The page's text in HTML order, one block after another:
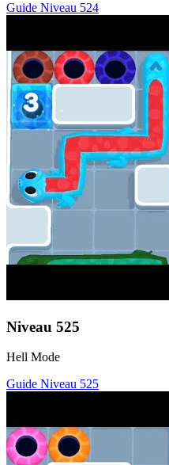
Guide Niveau 524
Niveau 525
Hell Mode
Guide Niveau 525